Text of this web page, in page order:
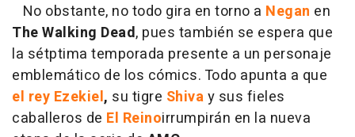
No obstante, no todo gira en torno a Negan en
The Walking Dead, pues también se espera que
la sétptima temporada presente a un personaje
emblemático de los cómics. Todo apunta a que
el rey Ezekiel, su tigre Shivay sus fieles
caballeros de El Reinoirrumpirán en la nueva